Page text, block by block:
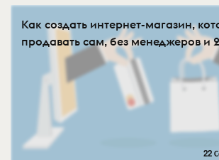
Как создать интернет-магазин,
продавать сам, без менеджеров и
22